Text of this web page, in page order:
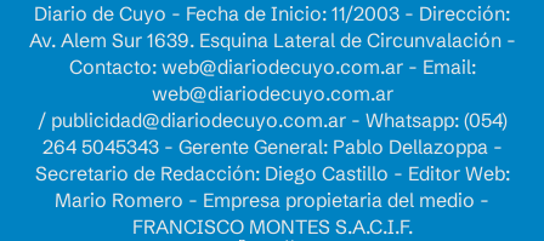
Diario de Cuyo - Fecha de Inicio: 11/2003 - Dirección:
Av. Alem Sur 1639. Esquina Lateral de Circunvalación -
Contacto: web@diariodecuyo.com.ar- Email:
web@diariodecuyo.com.ar
/ publicidad@diariodecuyo.com.ar- Whatsapp: (054)
264 5045343 - Gerente General: Pablo Dellazoppa -
Secretario de Redacción: Diego Castillo - Editor Web:
Mario Romero - Empresa propietaria del medio -
FRANCISCO MONTES S.A.C.I.F.